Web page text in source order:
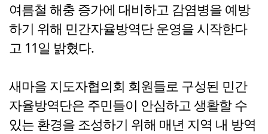
여름철 해충 증가에 대비하고 감염병을 예방
하기 위해 민간자율방역단 운영을 시작한다
고 11일 밝혔다.
새마을 지도자협의회 회원들로 구성된 민간
자율방역단은 주민들이 안심하고 생활할 수
있는 환경을 조성하기 위해 매년 지역 내 방역